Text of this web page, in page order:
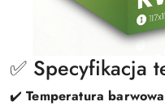
✅ Specyfikacja
✔️Temperatura